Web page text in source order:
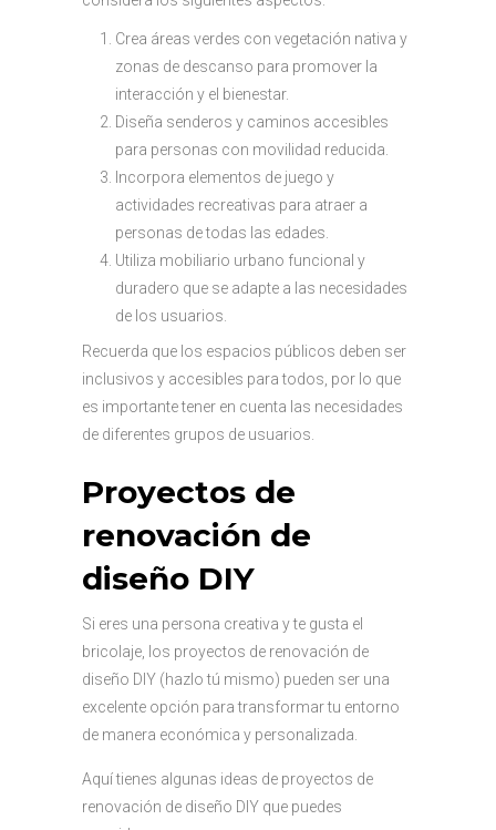
Crea áreas verdes con vegetación nativa y
zonas de descanso para promover la
interacción y el bienestar.
Diseña senderos y caminos accesibles
para personas con movilidad reducida.
Incorpora elementos de juego y
actividades recreativas para atraer a
personas de todas las edades.
Utiliza mobiliario urbano funcional y
duradero que se adapte a las necesidades
de los usuarios.
Recuerda que los espacios públicos deben ser
inclusivos y accesibles para todos, por lo que
es importante tener en cuenta las necesidades
de diferentes grupos de usuarios.
Proyectos de
renovación de
diseño DIY
Si eres una persona creativa y te gusta el
bricolaje, los proyectos de renovación de
diseño DIY (hazlo tú mismo) pueden ser una
excelente opción para transformar tu entorno
de manera económica y personalizada.
Aquí tienes algunas ideas de proyectos de
renovación de diseño DIY que puedes